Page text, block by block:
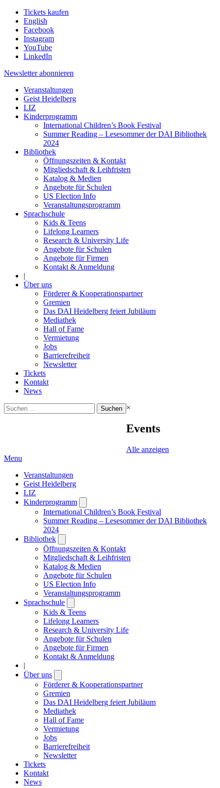
Tickets kaufen
English
Facebook
Instagram
YouTube
LinkedIn
Newsletter abonnieren
Veranstaltungen
Geist Heidelberg
LIZ
Kinderprogramm
International Children’s Book Festival
Summer Reading – Lesesommer der DAI Bibliothek
2024
Bibliothek
Öffnungszeiten & Kontakt
Mitgliedschaft & Leihfristen
Katalog & Medien
Angebote für Schulen
US Election Info
Veranstaltungsprogramm
Sprachschule
Kids & Teens
Lifelong Learners
Research & University Life
Angebote für Schulen
Angebote für Firmen
Kontakt & Anmeldung
|
Über uns
Förderer & Kooperationspartner
Gremien
Das DAI Heidelberg feiert Jubiläum
Mediathek
Hall of Fame
Vermietung
Jobs
Barrierefreiheit
Newsletter
Tickets
Kontakt
News
Suchen
nach:
×
Events
Alle anzeigen
Menu
Veranstaltungen
Geist Heidelberg
LIZ
Kinderprogramm
submenu
International Children’s Book Festival
Summer Reading – Lesesommer der DAI Bibliothek
2024
Bibliothek
submenu
Öffnungszeiten & Kontakt
Mitgliedschaft & Leihfristen
Katalog & Medien
Angebote für Schulen
US Election Info
Veranstaltungsprogramm
Sprachschule
submenu
Kids & Teens
Lifelong Learners
Research & University Life
Angebote für Schulen
Angebote für Firmen
Kontakt & Anmeldung
|
Über uns
submenu
Förderer & Kooperationspartner
Gremien
Das DAI Heidelberg feiert Jubiläum
Mediathek
Hall of Fame
Vermietung
Jobs
Barrierefreiheit
Newsletter
Tickets
Kontakt
News